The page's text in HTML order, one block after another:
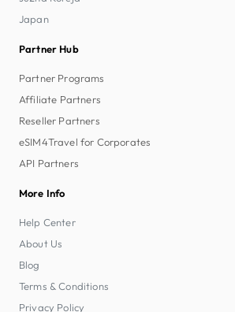
Japan
Partner Hub
Partner Programs
Affiliate Partners
Reseller Partners
eSIM4Travel for Corporates
API Partners
More Info
Help Center
About Us
Blog
Terms & Conditions
Privacy Policy